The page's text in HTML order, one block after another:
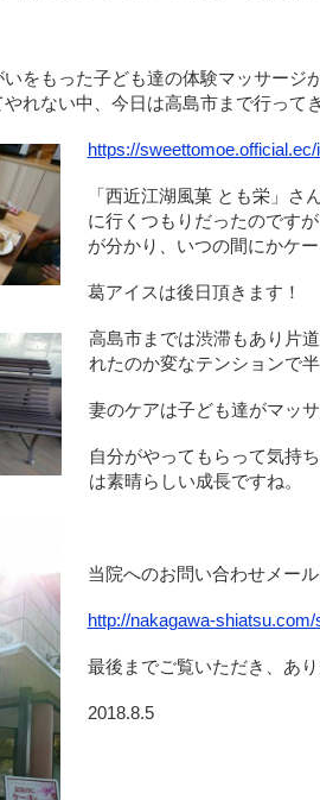
をもった子ども達の体験マッサージ
れない中、今日は高島市まで行って
https://
「西近江湖風菓 とも栄」さ
に行くつもりだったのです
が分かり、いつの間にかケ
葛アイスは後日頂きます！
高島市までは渋滞もあり片
れたのか変なテンションで
妻のケアは子ども達がマッ
自分がやってもらって気持
は素晴らしい成長ですね。
当院へのお問い合わせメー
http://nakagawa-
最後までご覧いただき、あり
2018.8.5